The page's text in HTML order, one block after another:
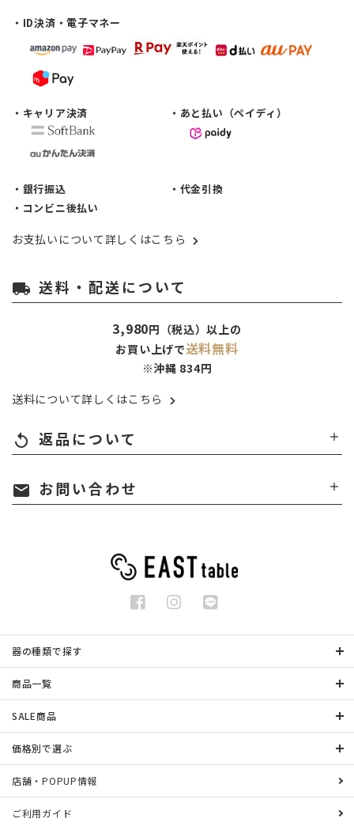
・ID決済・電子マネー
・キャリア決済 ・あと払い（ペイディ）
・銀行振込
・代金引換
・コンビニ後払い
お支払いについて詳しくはこちら
local_shipping 送料・配送について
3,980円（税込）以上の
お買い上げで送料無料
※沖縄 834円
送料について詳しくはこちら
replay 返品について
mail お問い合わせ
器の種類で探す
商品一覧
SALE商品
価格別で選ぶ
店舗・POPUP情報
ご利用ガイド